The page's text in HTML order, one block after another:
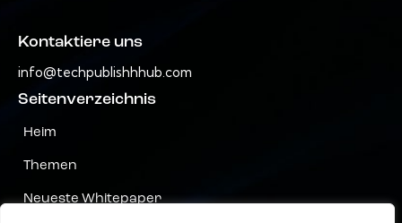
Kontaktiere uns
info@techpublishhhub.com
Seitenverzeichnis
Heim
Themen
Neueste Whitepaper